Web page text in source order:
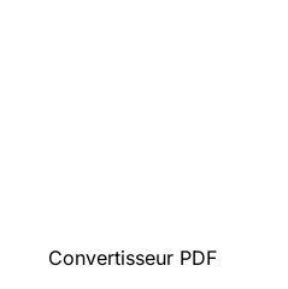
Convertisseur PDF